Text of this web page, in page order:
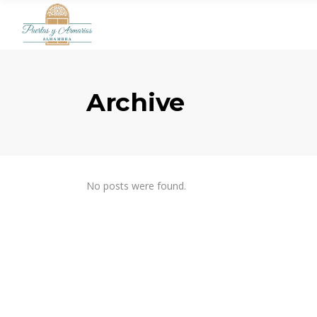
Archive
No posts were found.